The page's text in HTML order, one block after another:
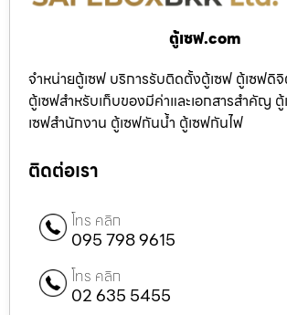
ตู้เซฟ.com
จำหน่ายตู้เซฟ บริการรับติดตั้งตู้เซฟ ตู้เซฟดิ
ตู้เซฟสำหรับเก็บของมีค่าและเอกสารสำคัญ
เซฟสำนักงาน ตู้เซฟกันน้ำ ตู้เซฟกันไฟ
ติดต่อเรา
โทร คลิก
095 798 9615
โทร คลิก
02 635 5455